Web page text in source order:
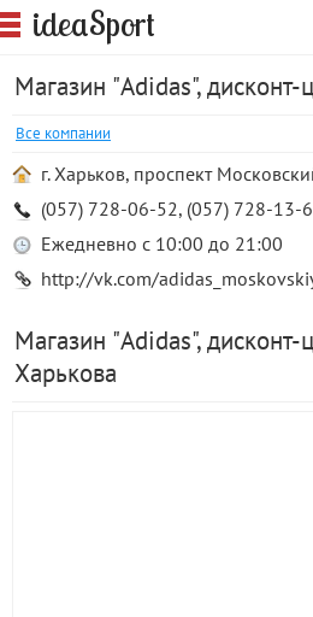
ideaSport
Магазин "Adidas", дисконт-
Все компании
г. Харьков, проспект
(057) 728-06-52, (057) 728-13-
Ежедневно с 10:00 до 21:00
http://vk.com/
Магазин "Adidas", дисконт-
Харькова